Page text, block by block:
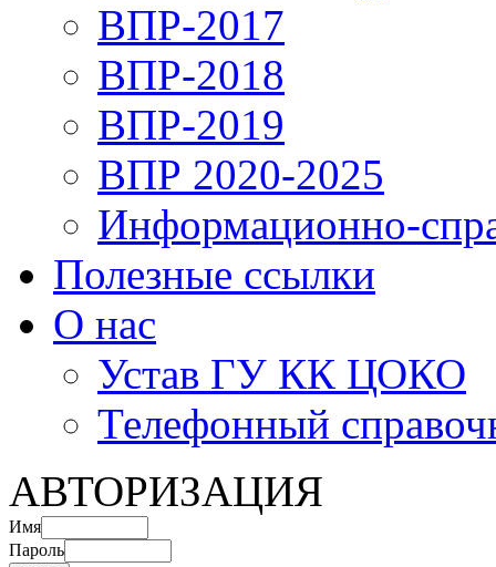
ВПР-2017
ВПР-2018
ВПР-2019
ВПР 2020-2025
Информационно-
Полезные ссылки
О нас
Устав ГУ КК ЦОКО
Телефонный
АВТОРИЗАЦИЯ
Имя
Пароль